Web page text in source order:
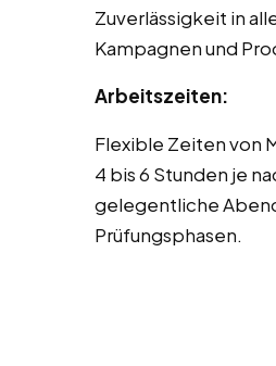
Zuverlässigkeit in
Kampagnen und
Arbeitszeiten:
Flexible Zeiten von
4 bis 6 Stunden je
gelegentliche
Prüfungsphasen.